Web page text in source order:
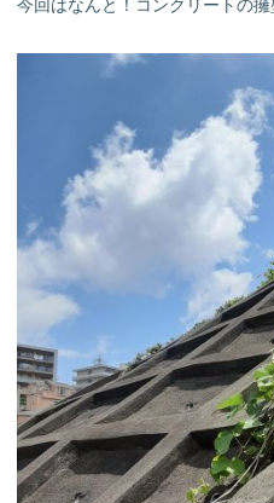
今回はなんと！コンクリートの